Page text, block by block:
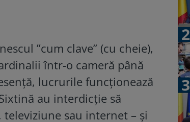
”cum clave” (cu cheie),
într-o cameră până
lucrurile funcţionează
au interdicţie să
sau internet – şi
2
3